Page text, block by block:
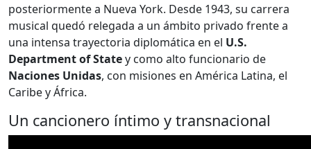
posteriormente a Nueva York. Desde 1943, su carrera
musical quedó relegada a un ámbito privado frente a
una intensa trayectoria diplomática en el U.S.
Department of Statey como alto funcionario de
Naciones Unidas, con misiones en América Latina, el
Caribe y África.
Un cancionero íntimo y transnacional